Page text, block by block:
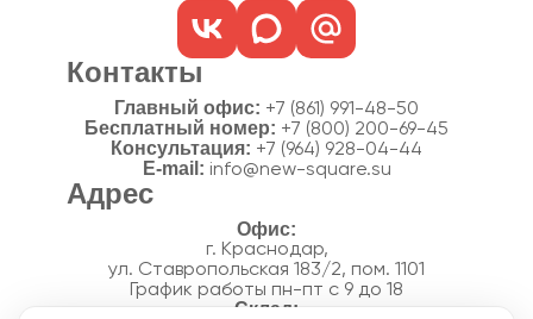
Контакты
Главный офис: +7 (861) 991-48-50
Бесплатный номер: +7 (800) 200-69-45
Консультация: +7 (964) 928-04-44
E-mail: info@new-square.su
Адрес
г. Краснодар,
ул. Ставропольская 183/2, пом. 1101
График работы пн-пт с 9 до 18